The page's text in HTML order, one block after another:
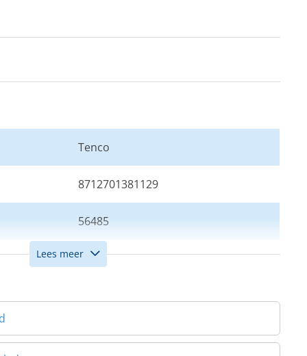
Tenco
8712701381129
56485
Brons
Lees meer